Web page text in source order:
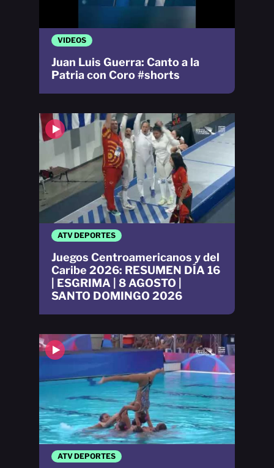
VIDEOS
Juan Luis Guerra: Canto a la
Patria con Coro #shorts
ATV DEPORTES
ATV DEPORTES
Juegos Centroamericanos y del
Caribe 2026: RESUMEN DÍA 16
| ESGRIMA | 8 AGOSTO |
SANTO DOMINGO 2026